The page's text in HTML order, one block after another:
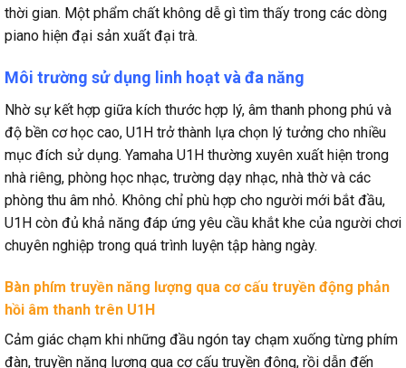
thời gian. Một phẩm chất không dễ gì tìm thấy trong các dòng
piano hiện đại sản xuất đại trà.
Môi trường sử dụng linh hoạt và đa năng
Nhờ sự kết hợp giữa kích thước hợp lý, âm thanh phong phú và
độ bền cơ học cao, U1H trở thành lựa chọn lý tưởng cho nhiều
mục đích sử dụng. Yamaha U1H thường xuyên xuất hiện trong
nhà riêng, phòng học nhạc, trường dạy nhạc, nhà thờ và các
phòng thu âm nhỏ. Không chỉ phù hợp cho người mới bắt đầu,
U1H còn đủ khả năng đáp ứng yêu cầu khắt khe của người chơi
chuyên nghiệp trong quá trình luyện tập hàng ngày.
Bàn phím truyền năng lượng qua cơ cấu truyền động phản
hồi âm thanh trên U1H
Cảm giác chạm khi những đầu ngón tay chạm xuống từng phím
đàn, truyền năng lượng qua cơ cấu truyền động, rồi dẫn đến